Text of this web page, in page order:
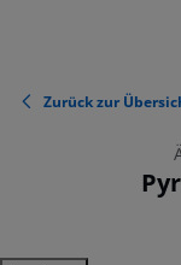
Zurück zur